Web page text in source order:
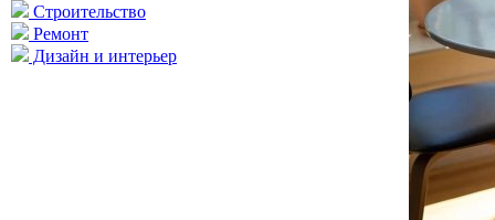
Строительство
Ремонт
Дизайн и интерьер